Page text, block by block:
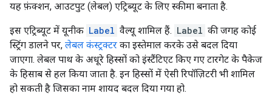
यह फ़ंक्शन, आउटपुट (लेबल) एट्रिब्यूट के लिए स्कीमा बनाता है.
इस एट्रिब्यूट में यूनीक Label वैल्यू शामिल हैं. Label की जगह कोई
स्ट्रिंग डालने पर, लेबल कंस्ट्रक्टर का इस्तेमाल करके उसे बदल दिया
जाएगा. लेबल पाथ के अधूरे हिस्सों को इंस्टैंटिएट किए गए टारगेट के पैकेज
के हिसाब से हल किया जाता है. इन हिस्सों में ऐसी रिपॉज़िटरी भी शामिल
हो सकती है जिसका नाम शायद बदल दिया गया हो.